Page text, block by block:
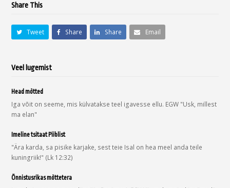
Share This
Tweet Share Share Email
Veel lugemist
Head mõtted
Iga võit on seeme, mis külvatakse teel igavesse ellu. EGW "Usk, millest
ma elan"
Imeline tsitaat Piiblist
"Ära karda, sa pisike karjake, sest teie Isal on hea meel anda teile
kuningriik!" (Lk 12:32)
Õnnistusrikas mõttetera